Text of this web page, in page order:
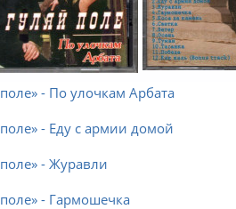
- По улочкам Арбата
- Еду с армии домой
- Журавли
- Гармошечка